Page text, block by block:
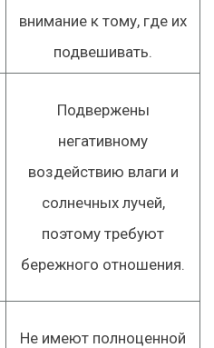
внимание к тому, где их
подвешивать.
Подвержены
негативному
воздействию влаги и
солнечных лучей,
поэтому требуют
бережного отношения.
Не имеют полноценной